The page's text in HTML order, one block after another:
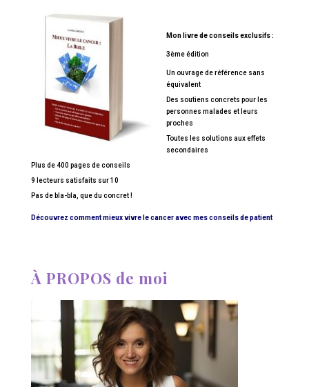
Mon livre de conseils exclusifs :
3ème édition
Un ouvrage de référence sans
équivalent
Des soutiens concrets pour les
personnes malades et leurs
proches
Toutes les solutions aux effets
secondaires
Plus de 400 pages de conseils
9 lecteurs satisfaits sur 10
Pas de bla-bla, que du concret !
Découvrez comment mieux vivre le cancer avec mes conseils de patient
À PROPOS de moi